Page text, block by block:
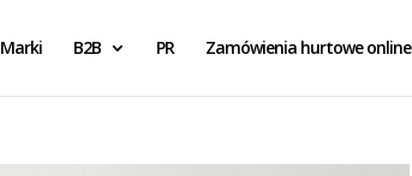
Marki B2B PR Zamówienia hurtowe online